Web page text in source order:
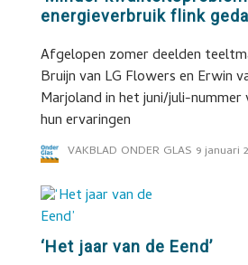
energieverbruik flink
Afgelopen zomer deelden
Bruijn van LG Flowers en Erwin
Marjoland in het juni/juli-nummer
hun ervaringen
VAKBLAD ONDER GLAS 9 januari
‘Het jaar van de Eend’